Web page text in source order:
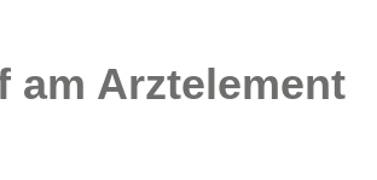
am Arztelement